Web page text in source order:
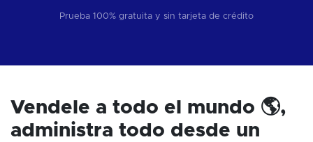
Prueba 100% gratuita y sin tarjeta de crédito
Vendele a todo el mundo 🌎,
administra todo desde un